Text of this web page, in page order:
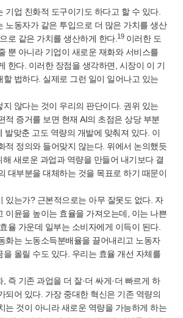
기업 친화적 도구이기도 하다고 할 수 있다.
노동자가 같은 투입으로 더 많은 가치를 생산
로 같은 가치를 생산하게 한다. 19이러한 도
뿐 아니라 기업이 새로운 재화와 서비스를
한다. 이러한 장점을 생각하면, 시장이 이 기
할 법하다. 실제로 그런 일이 일어나고 있는
지 않다는 것이 우리의 판단이다. 권위 있는
적 증거를 보면 현재 AI의 초점은 상당 부분
발맞춘 고도 역량의 개발에 맞춰져 있다. 이
적 정의와 들어맞지 않는다. 위에서 논의했듯
새로운 과업과 역량을 만들어 내기보다 결
대부분을 대체하는 것을 목표로 하기 때문이
있는가? 근본적으로는 아무 잘못도 없다. 자
이윤을 높이는 효율을 가져오는데, 이는 나쁜
율 가운데 일부는 소비자에게 이득이 된다.
화는 노동소득분배율을 끌어내리고 노동자
을 올릴 수도 있다. 우리는 효율 개선 자체를
즉 기존 과업을 더 잘·더 싸게·더 빠르게 하
되어 있다. 가장 중대한 혁신은 기존 역량의
는 것이 아니라 새로운 역량을 가능하게 하는